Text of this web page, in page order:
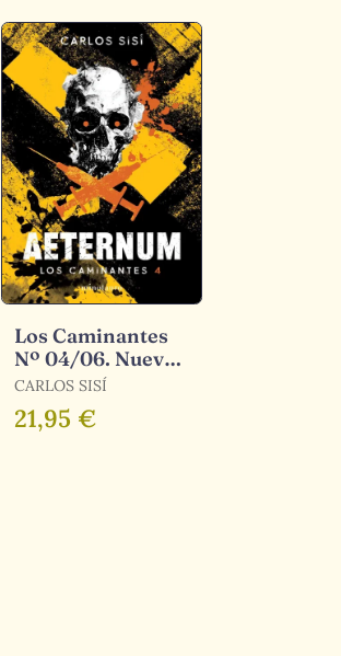
Los Caminantes
Nº 04/06. Nueva
Edición
CARLOS SISÍ
21,95 €